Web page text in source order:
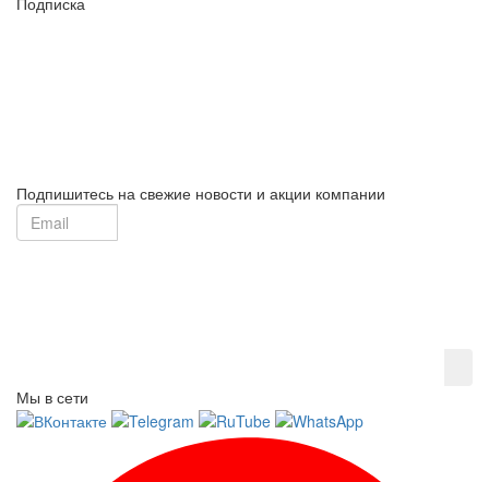
Подпишитесь на свежие новости и акции компании
Мы в сети